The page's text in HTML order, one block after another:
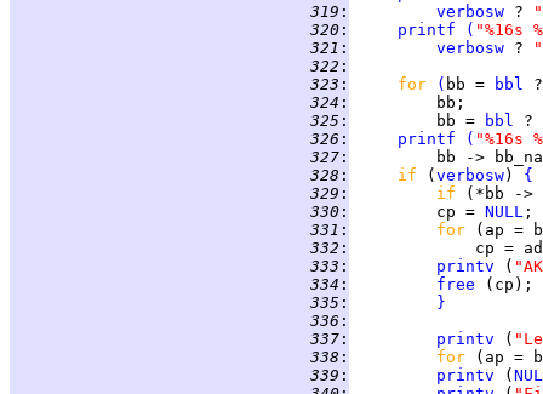
319 : verbosw ?
320 : printf ( "%16s
321 : verbosw ?
322 :
323 : for ( bb = bbl
324 :
325 :
         bb =
bbl
?
326 : printf ( "%16s
327 :
bb ->
328 : if ( verbosw) {
329 : if
(*bb ->
330 :
         cp =
NULL
331 :
for
332 :
cp =
333 : printv (
334 : free
335 :
}
336 :
337 : printv (
338 : for
(ap =
339 : printv (